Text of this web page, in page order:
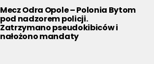
Mecz Odra Opole – Polonia Bytom
pod nadzorem policji.
Zatrzymano pseudokibiców i
nałożono mandaty